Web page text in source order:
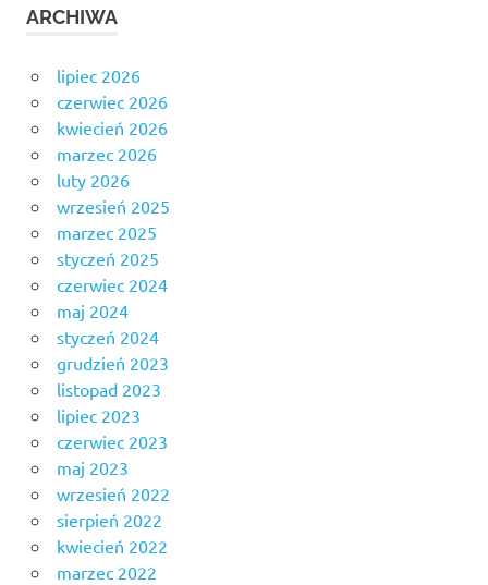
ARCHIWA
lipiec 2026
czerwiec 2026
kwiecień 2026
marzec 2026
luty 2026
wrzesień 2025
marzec 2025
styczeń 2025
czerwiec 2024
maj 2024
styczeń 2024
grudzień 2023
listopad 2023
lipiec 2023
czerwiec 2023
maj 2023
wrzesień 2022
sierpień 2022
kwiecień 2022
marzec 2022